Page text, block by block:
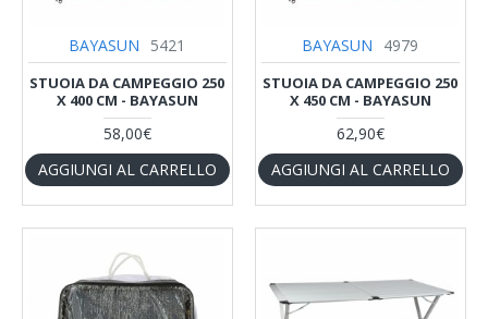
BAYASUN 5421
STUOIA DA CAMPEGGIO 250
X 400 CM - BAYASUN
58,00€
AGGIUNGI AL CARRELLO
BAYASUN 4979
STUOIA DA CAMPEGGIO 250
X 450 CM - BAYASUN
62,90€
AGGIUNGI AL CARRELLO